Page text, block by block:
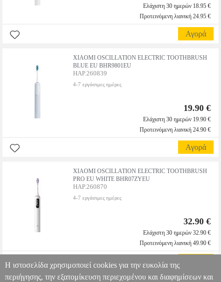
Ελάχιστη 30 ημερών 18.95 €
Προτεινόμενη λιανική 24.95 €
Αγορά
XIAOMI OSCILLATION ELECTRIC TOOTHBRUSH
BLUE EU BHR9801EU
HAP.260839
4-7 εργάσιμες ημέρες
19.90 €
Ελάχιστη 30 ημερών 19.90 €
Προτεινόμενη λιανική 24.90 €
Αγορά
XIAOMI OSCILLATION ELECTRIC TOOTHBRUSH
PRO EU WHITE BHR07ZYEU
HAP.260870
4-7 εργάσιμες ημέρες
32.90 €
Ελάχιστη 30 ημερών 32.90 €
Προτεινόμενη λιανική 49.90 €
Η ιστοσελίδα χρησιμοποιεί cookies για την ευκολία της
περιήγησης, την εξατομίκευση περιεχομένου και διαφημίσεων και